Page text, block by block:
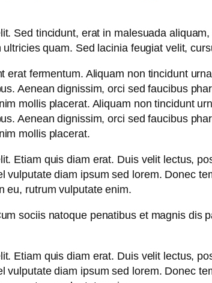
Sed tincidunt, erat in malesuada
quam. Sed lacinia feugiat velit,
fermentum. Aliquam non tincidunt
Aenean dignissim, orci sed faucibus
mollis placerat. Aliquam non tincidunt
Aenean dignissim, orci sed faucibus
mollis placerat.
Etiam quis diam erat. Duis velit lectus,
vulputate diam ipsum sed lorem. Donec
eu, rutrum vulputate enim.
sociis natoque penatibus et magnis dis
Etiam quis diam erat. Duis velit lectus,
vulputate diam ipsum sed lorem. Donec